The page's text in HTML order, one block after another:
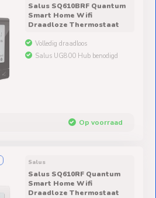
Salus SQ610BRF Quantum
Smart Home Wifi
Draadloze Thermostaat
Volledig draadloos
Salus UG800 Hub benodigd
Op voorraad
Salus
Salus SQ610RF Quantum
Smart Home Wifi
Draadloze Thermostaat